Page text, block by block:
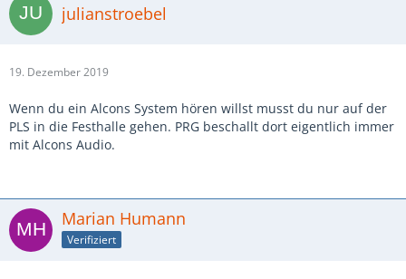
julianstroebel
19. Dezember 2019
Wenn du ein Alcons System hören willst musst du nur auf der
PLS in die Festhalle gehen. PRG beschallt dort eigentlich immer
mit Alcons Audio.
Marian Humann
Verifiziert